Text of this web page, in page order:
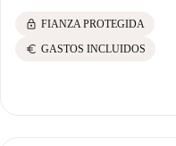
lock FIANZA PROTEGIDA
euro GASTOS INCLUIDOS